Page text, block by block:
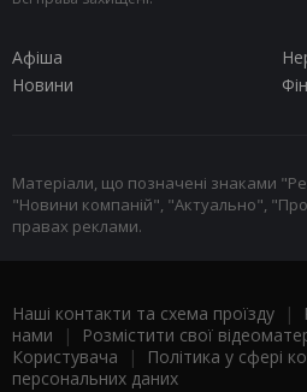
Афіша
Новини
Матеріали, що позначені знаками
"Новини компаній", "Актуально",
правах реклами.
Наші контакти та схема проїзду |
нами | Розмістити свої
Користувача |
Політика у сфері
персональних даних